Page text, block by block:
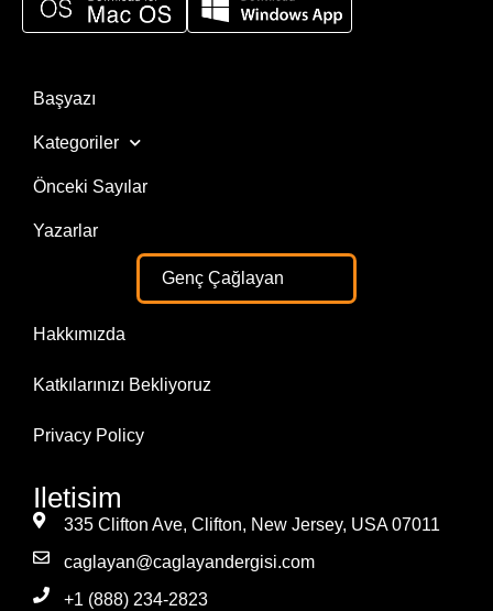
Başyazı
Kategoriler
Önceki Sayılar
Yazarlar
Genç Çağlayan
Hakkımızda
Katkılarınızı Bekliyoruz
Privacy Policy
Iletisim
335 Clifton Ave, Clifton, New Jersey, USA 07011
caglayan@caglayandergisi.com
+1 (888) 234-2823